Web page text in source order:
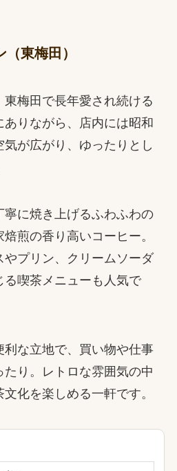
東梅田）
梅田で長年愛され続ける
りながら、店内には昭和
が広がり、ゆったりとし
に焼き上げるふわふわの
煎の香り高いコーヒー。
プリン、クリームソーダ
喫茶メニューも人気で
な立地で、買い物や仕事
り。レトロな雰囲気の中
化を楽しめる一軒です。